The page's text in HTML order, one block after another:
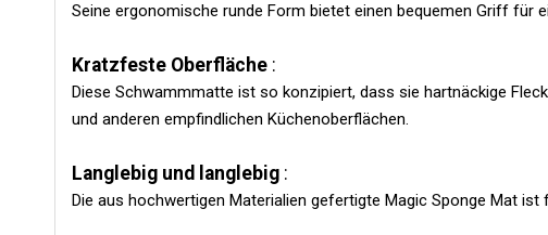
Seine ergonomische runde Form bietet einen bequemen Griff für
Kratzfeste Oberfläche :
Diese Schwammmatte ist so konzipiert, dass sie hartnäckige
und anderen empfindlichen Küchenoberflächen.
Langlebig und langlebig :
Die aus hochwertigen Materialien gefertigte Magic Sponge Mat